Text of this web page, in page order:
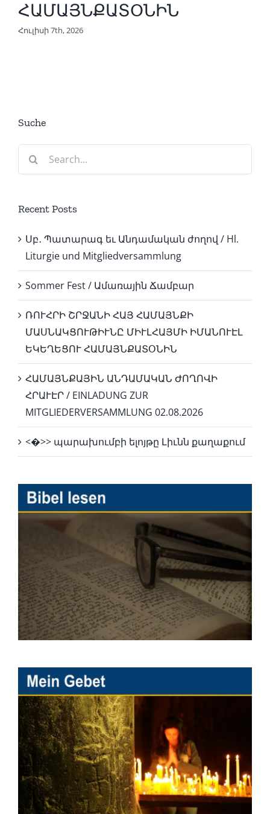
ՀԱՄԱՅՆՔԱՏՕՆԻՆ
Հուլիսի 7th, 2026
Suche
Search
for:
Recent Posts
Սբ․ Պատարագ եւ Անդամական ժողով / Hl.
Liturgie und Mitgliedversammlung
Sommer Fest / Ամառային Ճամբար
ՌՈՒՀՐԻ ՇՐՋԱՆԻ ՀԱՅ ՀԱՄԱՅՆՔԻ
ՄԱՍՆԱԿՑՈՒԹԻՒՆԸ ՄԻՒԼՀԱՅՄԻ ԻՄԱՆՈՒԷԼ
ԵԿԵՂԵՑՈՒ ՀԱՄԱՅՆՔԱՏՕՆԻՆ
ՀԱՄԱՅՆՔԱՅԻՆ ԱՆԴԱՄԱԿԱՆ ԺՈՂՈՎԻ
ՀՐԱՒԷՐ / EINLADUNG ZUR
MITGLIEDERVERSAMMLUNG 02.08.2026
<�>> պարախումբի ելոյթը Լիւնն քաղաքում